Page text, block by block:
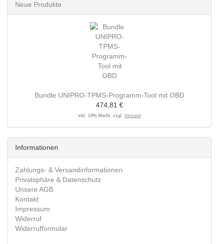
Neue Produkte
Bundle UNIPRO-TPMS-Programm-Tool mit OBD
474,81 €
inkl. 19% MwSt. zzgl. Versand
Informationen
Zahlungs- & Versandinformationen
Privatsphäre & Datenschutz
Unsere AGB
Kontakt
Impressum
Widerruf
Widerrufformular